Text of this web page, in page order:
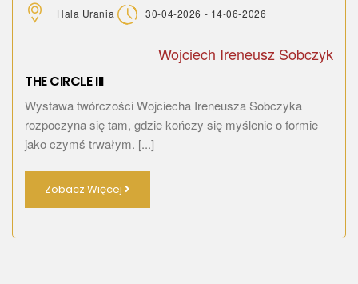
Hala Urania 30-04-2026 - 14-06-2026
Wojciech Ireneusz Sobczyk
THE CIRCLE III
Wystawa twórczości Wojciecha Ireneusza Sobczyka
rozpoczyna się tam, gdzie kończy się myślenie o formie
jako czymś trwałym. [...]
Zobacz Więcej